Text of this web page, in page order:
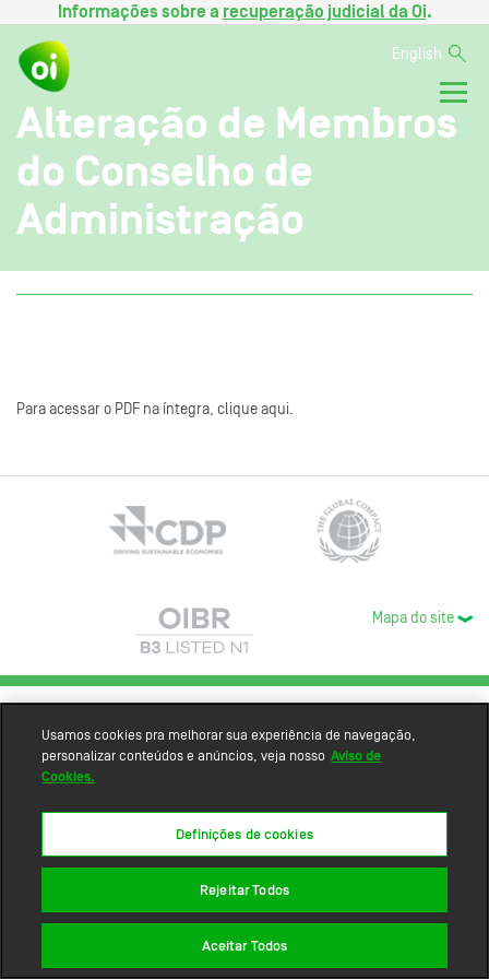
Informações sobre a recuperação judicial da Oi.
English
Alteração de Membros
do Conselho de
Administração
Para acessar o PDF na íntegra, clique aqui.
Mapa do site
Usamos cookies pra melhorar sua experiência de navegação,
personalizar conteúdos e anúncios, veja nosso Aviso de
Cookies.
Definições de cookies
Rejeitar Todos
Aceitar Todos